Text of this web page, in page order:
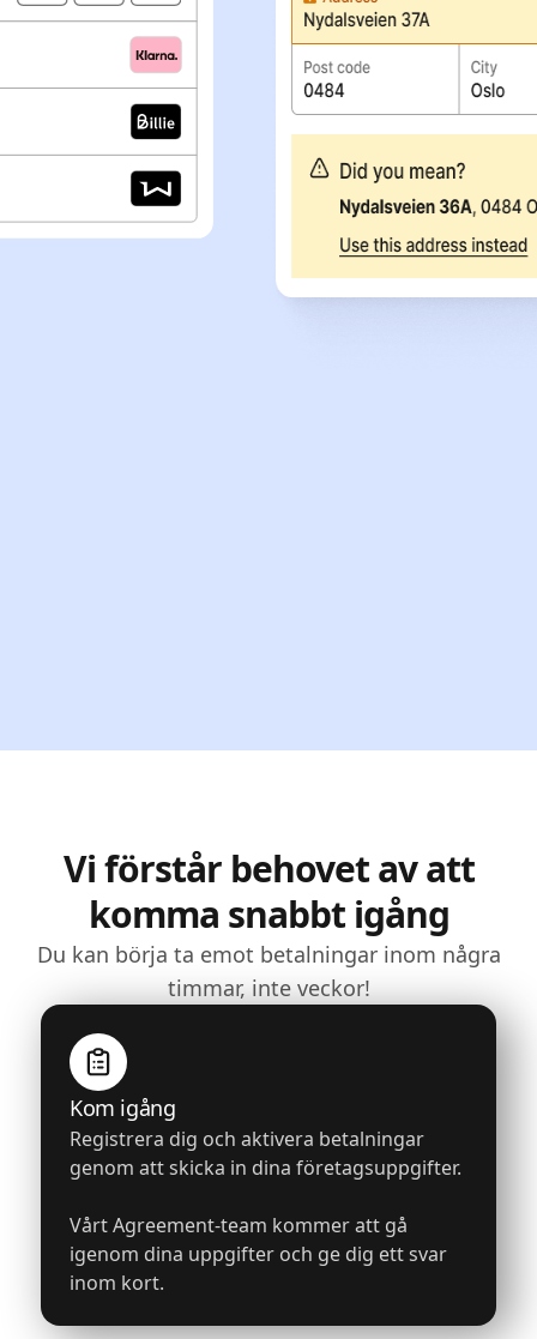
Vi förstår behovet av att
komma snabbt igång
Du kan börja ta emot betalningar inom några
timmar, inte veckor!
Kom igång
Registrera dig och aktivera betalningar
genom att skicka in dina företagsuppgifter.
Vårt Agreement-team kommer att gå
igenom dina uppgifter och ge dig ett svar
inom kort.